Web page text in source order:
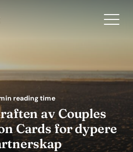
reading time
av Couples
Cards for dypere